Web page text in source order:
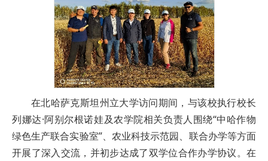
在北哈萨克斯坦州立大学访问期间，与该校执行校长
列娜达·阿别尔根诺娃及农学院相关负责人围绕“中哈作物
绿色生产联合实验室”、农业科技示范园、联合办学等方面
开展了深入交流，并初步达成了双学位合作办学协议。在